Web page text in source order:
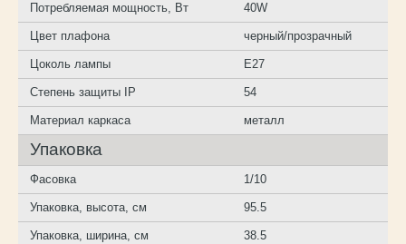
Потребляемая мощность, Вт 40W
Цвет плафона черный/прозрачный
Цоколь лампы E27
Степень защиты IP 54
Материал каркаса металл
Упаковка
Фасовка 1/10
Упаковка, высота, см 95.5
Упаковка, ширина, см 38.5